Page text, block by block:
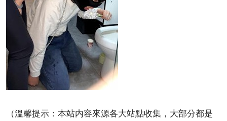
（溫馨提示：本站内容來源各大站點收集，大部分都是